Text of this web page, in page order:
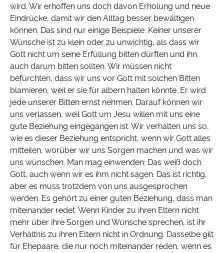
wird. Wir erhoffen uns doch davon Erholung und neue
Eindrücke, damit wir den Alltag besser bewältigen
können. Das sind nur einige Beispiele. Keiner unserer
Wünsche ist zu klein oder zu unwichtig, als dass wir
Gott nicht um seine Erfüllung bitten dürften und ihn
auch darum bitten sollten. Wir müssen nicht
befürchten, dass wir uns vor Gott mit solchen Bitten
blamieren, weil er sie für albern halten könnte. Er wird
jede unserer Bitten ernst nehmen. Darauf können wir
uns verlassen, weil Gott um Jesu willen mit uns eine
gute Beziehung eingegangen ist. Wir verhalten uns so,
wie es dieser Beziehung entspricht, wenn wir Gott alles
mitteilen, worüber wir uns Sorgen machen und was wir
uns wünschen. Man mag einwenden: Das weiß doch
Gott, auch wenn wir es ihm nicht sagen. Das ist richtig,
aber es muss trotzdem von uns ausgesprochen
werden. Es gehört zu einer guten Beziehung, dass man
miteinander redet. Wenn Kinder zu ihren Eltern nicht
mehr über ihre Sorgen und Wünsche sprechen, ist ihr
Verhältnis zu ihren Eltern nicht in Ordnung. Dasselbe gilt
für Ehepaare, die nur noch miteinander reden, wenn es